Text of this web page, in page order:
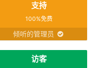
支持
100%免费
倾听的管理员
访客